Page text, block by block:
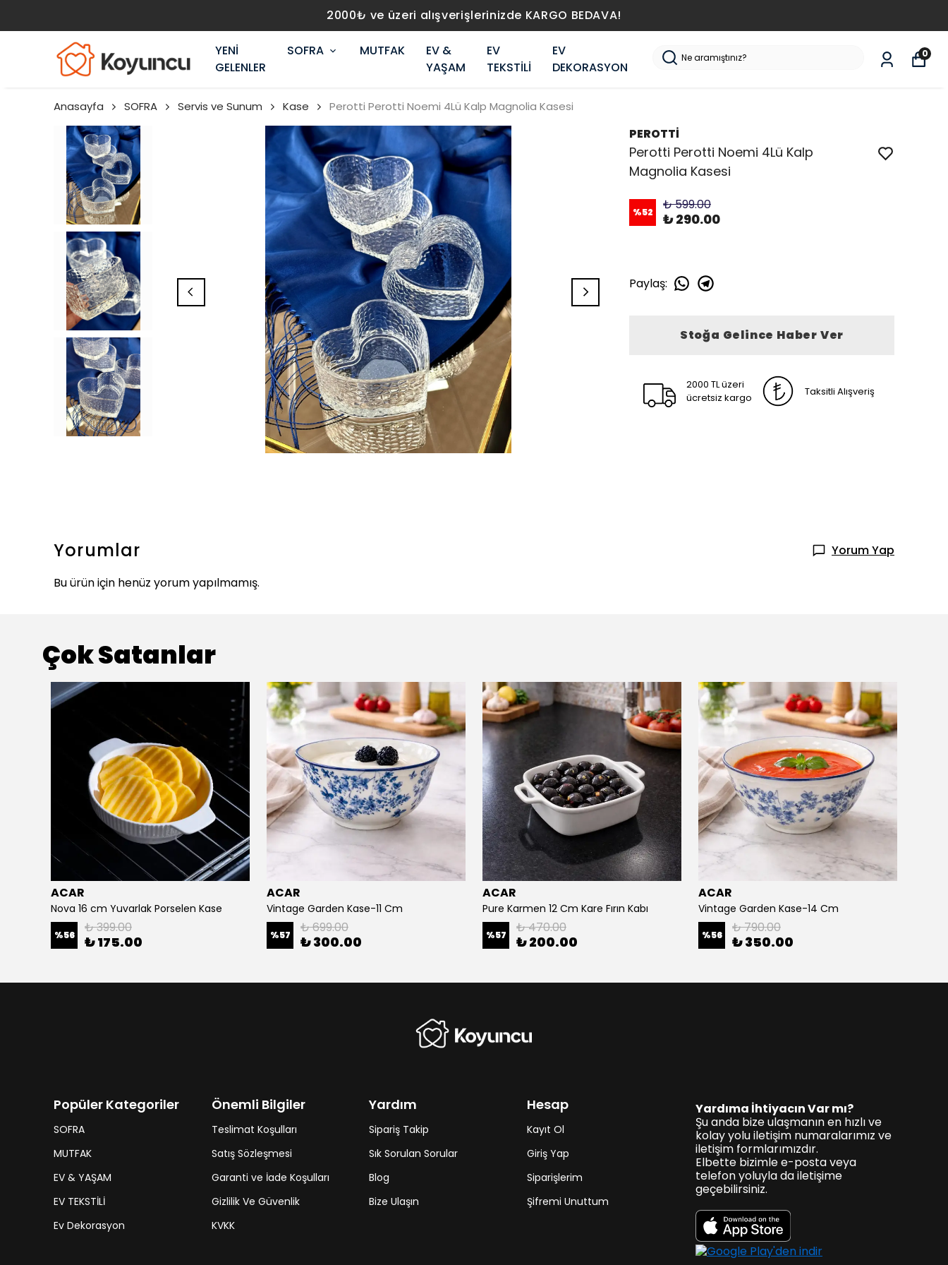
2000₺ ve üzeri alışverişlerinizde KARGO BEDAVA!
YENİ
GELENLER
SOFRA MUTFAK
EV &
YAŞAM
EV
TEKSTİLİ
EV
DEKORASYON
0
Anasayfa SOFRA Servis ve Sunum Kase Perotti Perotti Noemi 4Lü Kalp Magnolia Kasesi
PEROTTİ
Perotti Perotti Noemi 4Lü Kalp
Magnolia Kasesi
%52 ₺ 599.00
₺ 290.00
Paylaş:
Stoğa Gelince Haber Ver
2000 TL üzeri
ücretsiz kargo
Taksitli Alışveriş
Yorumlar
Yorum Yap
Bu ürün için henüz yorum yapılmamış.
Çok Satanlar
ACAR
Nova 16 cm Yuvarlak Porselen Kase
%56 ₺ 399.00
₺ 175.00
ACAR
Vintage Garden Kase-11 Cm
%57 ₺ 699.00
₺ 300.00
ACAR
Pure Karmen 12 Cm Kare Fırın Kabı
%57 ₺ 470.00
₺ 200.00
ACAR
Vintage Garden Kase-14 Cm
%56 ₺ 790.00
₺ 350.00
Popüler Kategoriler
SOFRA
MUTFAK
EV & YAŞAM
EV TEKSTİLİ
Ev Dekorasyon
Önemli Bilgiler
Teslimat Koşulları
Satış Sözleşmesi
Garanti ve İade Koşulları
Gizlilik Ve Güvenlik
KVKK
Yardım
Sipariş Takip
Sık Sorulan Sorular
Blog
Bize Ulaşın
Hesap
Kayıt Ol
Giriş Yap
Siparişlerim
Şifremi Unuttum
Yardıma İhtiyacın Var mı?
Şu anda bize ulaşmanın en hızlı ve
kolay yolu iletişim numaralarımız ve
iletişim formlarımızdır.
Elbette bizimle e-posta veya
telefon yoluyla da iletişime
geçebilirsiniz.